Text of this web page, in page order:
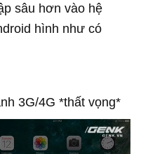
sâu hơn vào hệ
hình như có
3G/4G *thất vọng*